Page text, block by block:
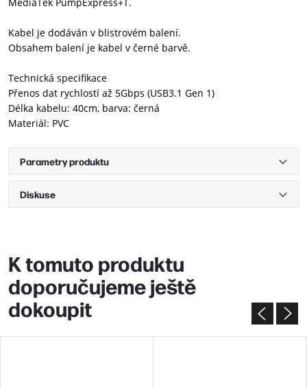
Kabel je dodáván v blistrovém balení.
Obsahem balení je kabel v černé barvě.
Technická specifikace
Přenos dat rychlostí až 5Gbps (USB3.1 Gen 1)
Délka kabelu: 40cm, barva: černá
Materiál: PVC
Parametry produktu
Diskuse
K tomuto produktu
doporučujeme ještě
dokoupit